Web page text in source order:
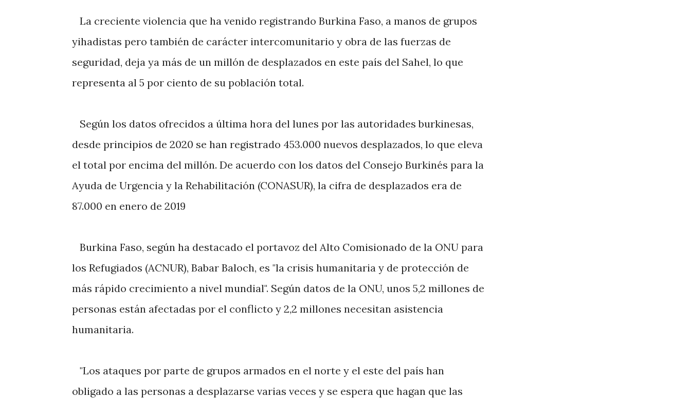
La creciente violencia que ha venido registrando Burkina Faso, a manos de grupos
yihadistas pero también de carácter intercomunitario y obra de las fuerzas de
seguridad, deja ya más de un millón de desplazados en este país del Sahel, lo que
representa al 5 por ciento de su población total.
Según los datos ofrecidos a última hora del lunes por las autoridades burkinesas,
desde principios de 2020 se han registrado 453.000 nuevos desplazados, lo que eleva
el total por encima del millón. De acuerdo con los datos del Consejo Burkinés para la
Ayuda de Urgencia y la Rehabilitación (CONASUR), la cifra de desplazados era de
87.000 en enero de 2019
Burkina Faso, según ha destacado el portavoz del Alto Comisionado de la ONU para
los Refugiados (ACNUR), Babar Baloch, es "la crisis humanitaria y de protección de
más rápido crecimiento a nivel mundial". Según datos de la ONU, unos 5,2 millones de
personas están afectadas por el conflicto y 2,2 millones necesitan asistencia
humanitaria.
"Los ataques por parte de grupos armados en el norte y el este del país han
obligado a las personas a desplazarse varias veces y se espera que hagan que las